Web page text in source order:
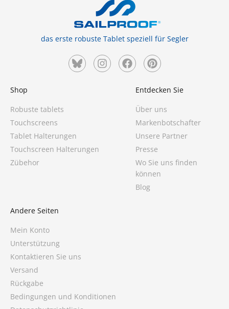
das erste robuste Tablet speziell für Segler
Shop
Robuste tablets
Touchscreens
Tablet Halterungen
Touchscreen Halterungen
Zübehor
Entdecken Sie
Über uns
Markenbotschafter
Unsere Partner
Presse
Wo Sie uns finden
können
Blog
Andere Seiten
Mein Konto
Unterstützung
Kontaktieren Sie uns
Versand
Rückgabe
Bedingungen und Konditionen